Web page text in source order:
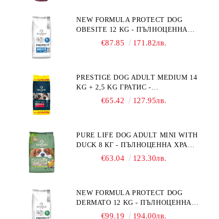
NEW FORMULA PROTECT DOG
OBESITE 12 KG - ПЪЛНОЦЕННА
ДИЕТИЧНА ХРАНА ЗА КУЧЕТА
"РЕГУЛИРАНЕ НА ВНОСА НА
ГЛЮКОЗА (DIABETES MELLITUS)."
€87.85 171.82лв.
PRESTIGE DOG ADULT MEDIUM 14
KG + 2,5 KG ГРАТИС -
ПЪЛНОЦЕННА ХРАНА ЗА
€65.42 127.95лв.
PURE LIFE DOG ADULT MINI WITH
DUCK 8 КГ - ПЪЛНОЦЕННА ХРАНА
ЗА ПОРАСНАЛИ КУЧЕТА ОТ
ГЛУТЕН. ПРОИЗВЕДЕНА ВЪВ
ФРАНЦИЯ.
€63.04 123.30лв.
NEW FORMULA PROTECT DOG
DERMATO 12 KG - ПЪЛНОЦЕННА
ДИЕТИЧНА ХРАНА ЗА КУЧЕТА
€99.19 194.00лв.